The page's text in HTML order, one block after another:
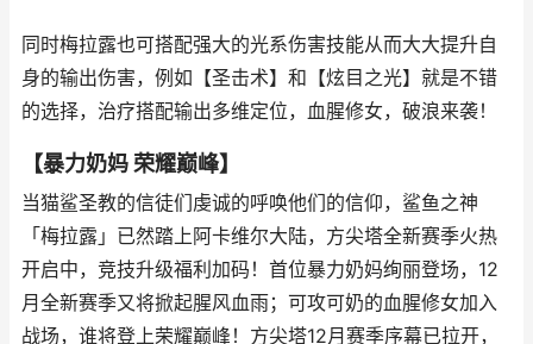
同时梅拉露也可搭配强大的光系伤害技能从而大大提升自
身的输出伤害，例如【圣击术】和【炫目之光】就是不错
的选择，治疗搭配输出多维定位，血腥修女，破浪来袭！
【暴力奶妈 荣耀巅峰】
当猫鲨圣教的信徒们虔诚的呼唤他们的信仰，鲨鱼之神
「梅拉露」已然踏上阿卡维尔大陆，方尖塔全新赛季火热
开启中，竞技升级福利加码！首位暴力奶妈绚丽登场，12
月全新赛季又将掀起腥风血雨；可攻可奶的血腥修女加入
战场，谁将登上荣耀巅峰！方尖塔12月赛季序幕已拉开，